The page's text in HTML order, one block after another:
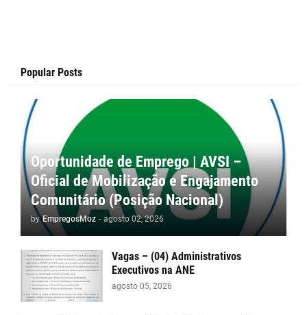
Popular Posts
Oportunidade de Emprego | AVSI –
Oficial de Mobilização e Engajamento
Comunitário (Posição Nacional)
by EmpregosMoz - agosto 02, 2026
Vagas – (04) Administrativos
Executivos na ANE
agosto 05, 2026